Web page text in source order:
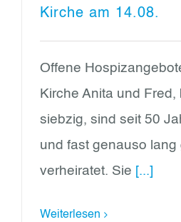
Kirche am 14.08.
Offene
Kirche Anita und Fred,
siebzig, sind seit 50
und fast genauso lang
verheiratet. Sie [...]
Weiterlesen